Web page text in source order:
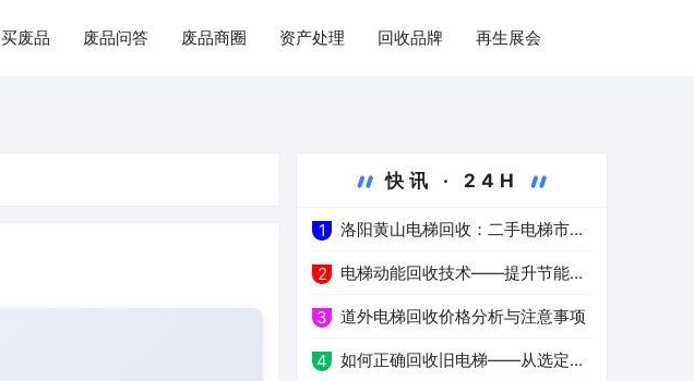
买废品 废品问答 废品商圈 资产处理 回收品牌 再生展会
快讯 · 24H
1 洛阳黄山电梯回收：二手电梯市场
的新热点
2 电梯动能回收技术——提升节能环
保水平
3 道外电梯回收价格分析与注意事项
4 如何正确回收旧电梯——从选定服